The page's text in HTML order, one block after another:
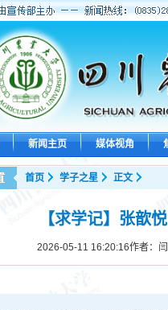
新闻主页 媒体视角
首页 学子之星 正文
【求学记】张歆
2026-05-11 16:20:16作者：